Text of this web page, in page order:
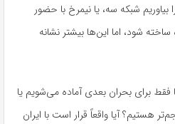
شبکه سه، یا نیمرخ با حضور
شود، اما این‌ها بیشتر نشانه
برای بحران بعدی آماده می‌شویم یا
هستیم؟ آیا واقعاً قرار است با ایران